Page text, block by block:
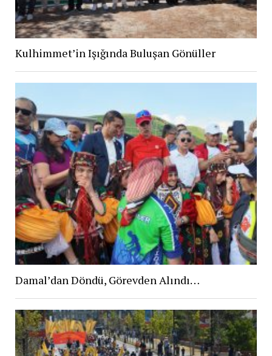
Kulhimmet’in Işığında Buluşan Gönüller
Damal’dan Döndü, Görevden Alındı…